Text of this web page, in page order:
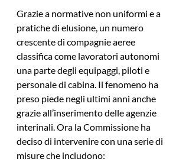
Grazie a normative non uniformi e a
pratiche di elusione, un numero
crescente di compagnie aeree
classifica come lavoratori autonomi
una parte degli equipaggi, piloti e
personale di cabina. Il fenomeno ha
preso piede negli ultimi anni anche
grazie all’inserimento delle agenzie
interinali. Ora la Commissione ha
deciso di intervenire con una serie di
misure che includono: